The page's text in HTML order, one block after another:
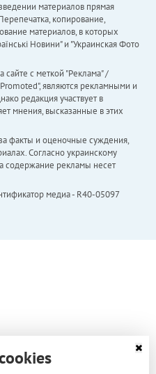
материалов прямая
копирование,
материалов, в которых
Новини" и "Украинская Фото
с меткой "Реклама" /
являются рекламными и
редакция участвует в
мнения, высказанные в этих
факты и оценочные суждения,
Согласно украинскому
содержание рекламы несет
медиа - R40-05097